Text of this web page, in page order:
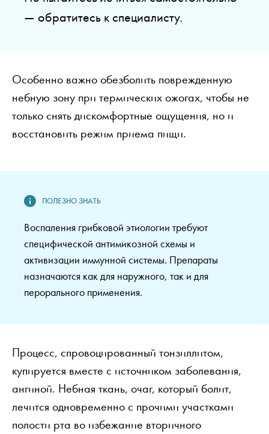
— обратитесь к специалисту.
Особенно важно обезболить поврежденную
небную зону при термических ожогах, чтобы не
только снять дискомфортные ощущения, но и
восстановить режим приема пищи.
Воспаления грибковой этиологии требуют
специфической антимикозной схемы и
активизации иммунной системы. Препараты
назначаются как для наружного, так и для
перорального применения.
Процесс, спровоцированный тонзиллитом,
купируется вместе с источником заболевания,
ангиной. Небная ткань, очаг, который болит,
лечится одновременно с прочими участками
полости рта во избежание вторичного